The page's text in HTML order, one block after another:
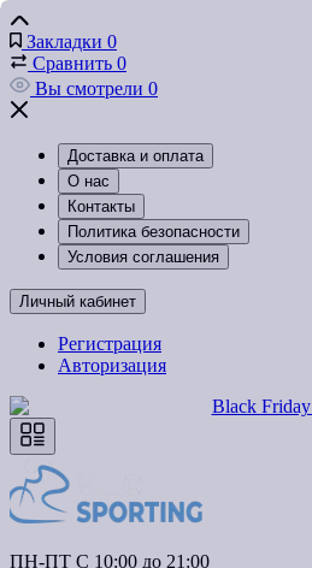
Закладки 0
Сравнить 0
Вы смотрели 0
Доставка и оплата
О нас
Контакты
Политика безопасности
Условия соглашения
Личный кабинет
Регистрация
Авторизация
ПН-ПТ C 10:00 до 21:00